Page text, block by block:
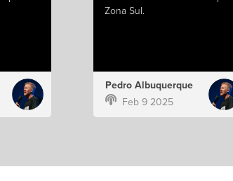
Zona Sul.
Pedro Albuquerque
Feb 9 2025